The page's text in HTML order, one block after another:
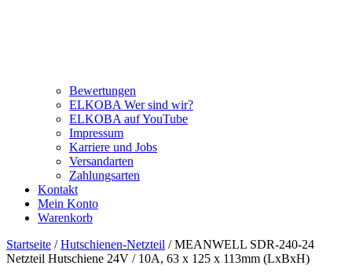
Bewertungen
ELKOBA Wer sind wir?
ELKOBA auf YouTube
Impressum
Karriere und Jobs
Versandarten
Zahlungsarten
Kontakt
Mein Konto
Warenkorb
Startseite /Hutschienen-Netzteil / MEANWELL SDR-240-24
Netzteil Hutschiene 24V / 10A, 63 x 125 x 113mm (LxBxH)